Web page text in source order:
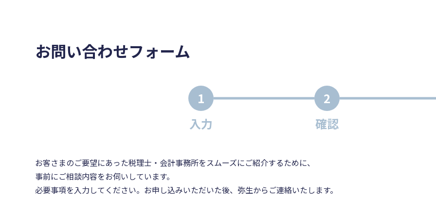
お問い合わせフォーム
1
入力
2
確認
お客さまのご要望にあった税理士・会計事務所をスムーズにご紹介するために、
事前にご相談内容をお伺いしています。
必要事項を入力してください。お申し込みいただいた後、弥生からご連絡いたします。